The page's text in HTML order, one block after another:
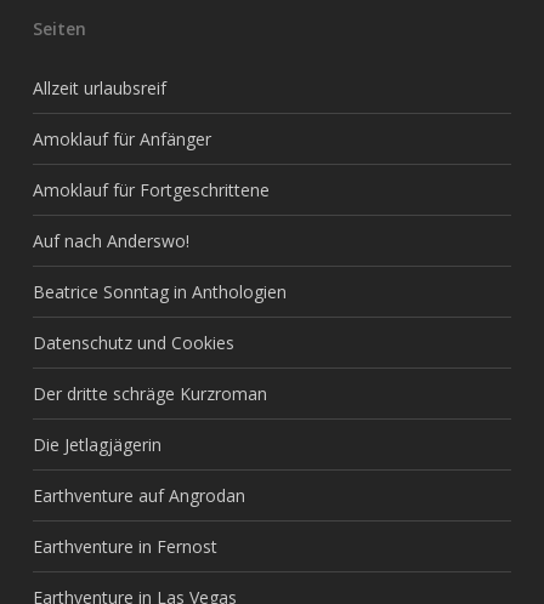
Seiten
Allzeit urlaubsreif
Amoklauf für Anfänger
Amoklauf für Fortgeschrittene
Auf nach Anderswo!
Beatrice Sonntag in Anthologien
Datenschutz und Cookies
Der dritte schräge Kurzroman
Die Jetlagjägerin
Earthventure auf Angrodan
Earthventure in Fernost
Earthventure in Las Vegas